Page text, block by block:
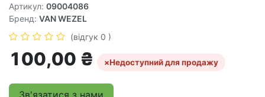
Артикул: 09004086
Бренд: VAN WEZEL
(відгук 0 )
100,00 ₴ ×Недоступний для продажу
Зв'язатися з нами